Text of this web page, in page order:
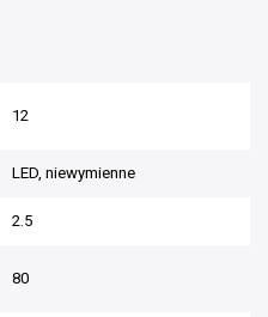
12
LED, niewymienne
2.5
80